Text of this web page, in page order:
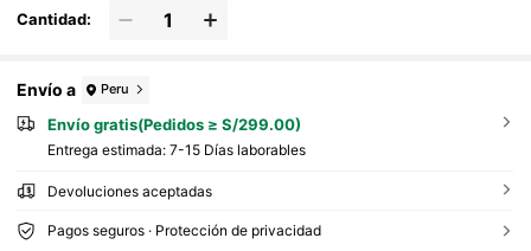
Cantidad:
Envío a Peru
Envío gratis(Pedidos ≥ S/299.00)
Entrega estimada: 7-15 Días laborables
Devoluciones aceptadas
Pagos seguros · Protección de privacidad